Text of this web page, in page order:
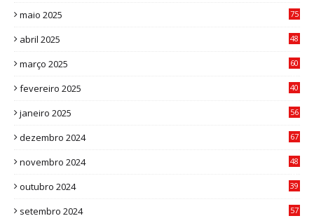
maio 2025 75
abril 2025
48
março 2025
60
fevereiro 2025
40
janeiro 2025
56
dezembro 2024
67
novembro 2024
48
outubro 2024
39
setembro 2024
57